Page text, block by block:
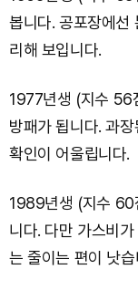
봅니다. 공포장에선
리해 보입니다.
1977년생 (지수 56
방패가 됩니다. 과
확인이 어울립니다.
1989년생 (지수 60
니다. 다만 가스비
는 줄이는 편이 낫습